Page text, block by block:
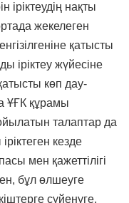
нақты
жекелеген
қатысты
іріктеу жүйесіне
көп дау-
ҰҒК құрамы
талаптар да
кезде
мен қажеттілігі
бұл өлшеуге
сүйенуге,